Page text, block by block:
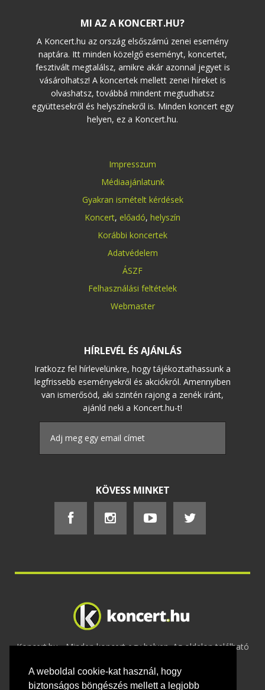
A weboldal cookie-kat használ, hogy
biztonságos böngészés mellett a legjobb
MI AZ A KONCERT.HU?
A Koncert.hu az ország elsőszámú zenei esemény
naptára. Itt minden közelgő eseményt, koncertet,
fesztivált megtalálsz, amikre akár azonnal jegyet is
vásárolhatsz! A koncertek mellett zenei híreket is
olvashatsz, továbbá mindent megtudhatsz
együttesekről és helyszínekről is. Minden koncert egy
helyen, ez a Koncert.hu.
Impresszum
Médiaajánlatunk
Gyakran ismételt kérdések
Koncert, előadó, helyszín
Korábbi koncertek
Adatvédelem
ÁSZF
Felhasználási feltételek
Webmaster
HÍRLEVÉL ÉS AJÁNLÁS
Iratkozz fel hírlevelünkre, hogy tájékoztathassunk a
legfrissebb eseményekről és akciókról. Amennyiben
van ismerősöd, aki szintén rajong a zenék iránt,
ajánld neki a Koncert.hu-t!
KÖVESS MINKET
Koncert.hu - Minden koncert egy helyen. Az oldalon található
2020 Adatvédelem-ÁSZF-Felhasználási
feltételek-Webmaster- Kapcsolat és üzenet küldés